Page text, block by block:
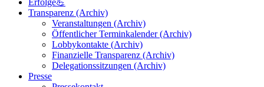
Erfolge💪
Transparenz (Archiv)
Veranstaltungen (Archiv)
Öffentlicher Terminkalender (Archiv)
Lobbykontakte (Archiv)
Finanzielle Transparenz (Archiv)
Delegationssitzungen (Archiv)
Presse